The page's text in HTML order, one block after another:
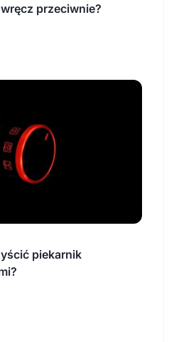
przeciwnie?
piekarnik